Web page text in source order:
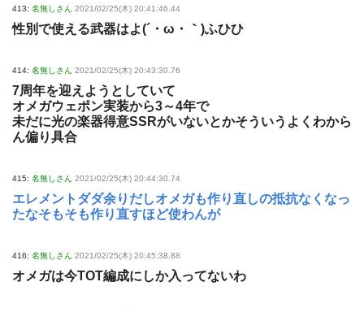
413: 名無しさん 2021/02/25(木) 20:41:46.44
性別で使える武器はよ(´・ω・｀)ふひひ
414: 名無しさん 2021/02/25(木) 20:43:30.76
7周年を迎えようとしていて
オメガウェポン実装から3～4年で
未だに光の楽器得意SSRがいないとかそういうよくわから
ん偏り具合
415: 名無しさん 2021/02/25(木) 20:44:30.74
エレメントダダ余りだしオメガも作り直しの抵抗なくなっ
たなそもそも作り直すほど使わんが
416: 名無しさん 2021/02/25(木) 20:45:38.88
オメガは今TOT編成にしか入ってないわ